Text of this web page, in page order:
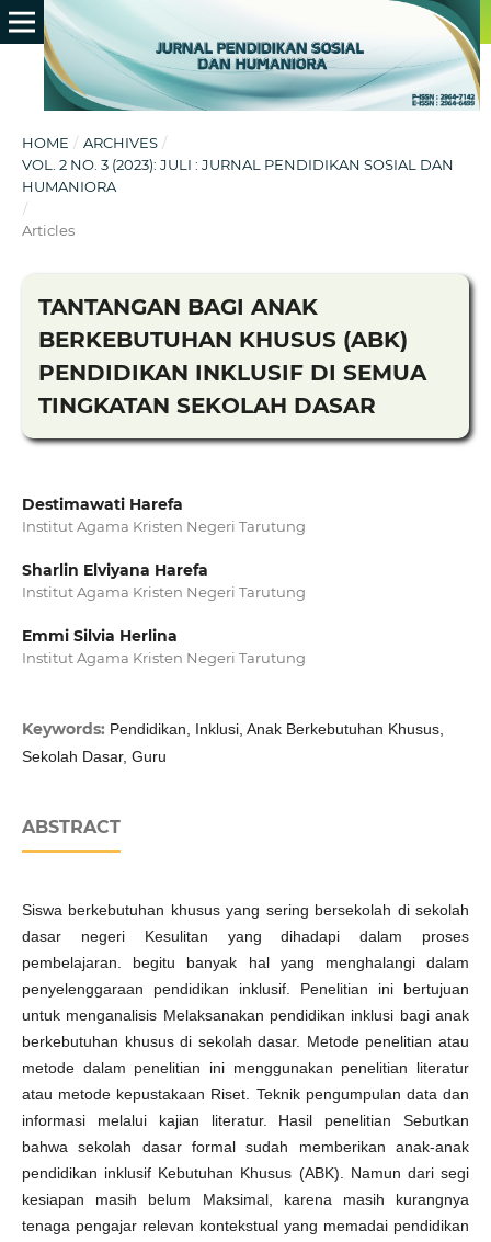
HOME / ARCHIVES /
VOL. 2 NO. 3 (2023): JULI : JURNAL PENDIDIKAN SOSIAL DAN
HUMANIORA
/
Articles
TANTANGAN BAGI ANAK
BERKEBUTUHAN KHUSUS (ABK)
PENDIDIKAN INKLUSIF DI SEMUA
TINGKATAN SEKOLAH DASAR
Destimawati Harefa
Institut Agama Kristen Negeri Tarutung
Sharlin Elviyana Harefa
Institut Agama Kristen Negeri Tarutung
Emmi Silvia Herlina
Institut Agama Kristen Negeri Tarutung
Keywords: Pendidikan, Inklusi, Anak Berkebutuhan Khusus,
Sekolah Dasar, Guru
ABSTRACT
Siswa berkebutuhan khusus yang sering bersekolah di sekolah
dasar negeri Kesulitan yang dihadapi dalam proses
pembelajaran. begitu banyak hal yang menghalangi dalam
penyelenggaraan pendidikan inklusif. Penelitian ini bertujuan
untuk menganalisis Melaksanakan pendidikan inklusi bagi anak
berkebutuhan khusus di sekolah dasar. Metode penelitian atau
metode dalam penelitian ini menggunakan penelitian literatur
atau metode kepustakaan Riset. Teknik pengumpulan data dan
informasi melalui kajian literatur. Hasil penelitian Sebutkan
bahwa sekolah dasar formal sudah memberikan anak-anak
pendidikan inklusif Kebutuhan Khusus (ABK). Namun dari segi
kesiapan masih belum Maksimal, karena masih kurangnya
tenaga pengajar relevan kontekstual yang memadai pendidikan